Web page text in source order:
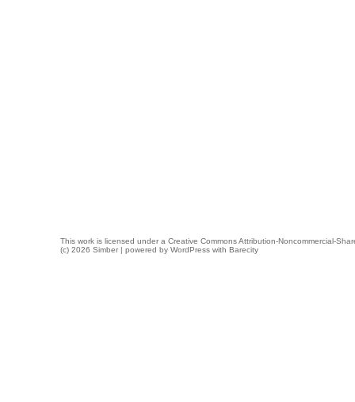
This work is licensed under a Creative Commons Attribution-Noncommercial-
(c) 2026 Simber | powered by WordPress with Barecity